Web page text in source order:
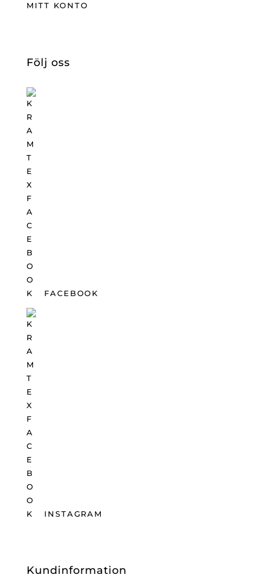
MITT KONTO
Följ oss
FACEBOOK
INSTAGRAM
Kundinformation